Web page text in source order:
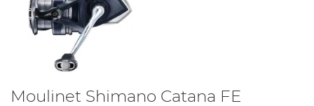
Moulinet Shimano Catana FE